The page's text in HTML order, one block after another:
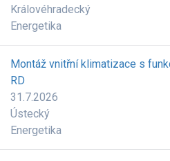
Královéhradecký
Energetika
Montáž vnitřní klimatizace s
RD
31.7.2026
Ústecký
Energetika